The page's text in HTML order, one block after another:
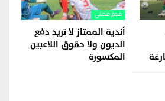
قدم محلي
أندية الممتاز لا تريد دفع
الديون ولا حقوق اللاعبين
المكسورة